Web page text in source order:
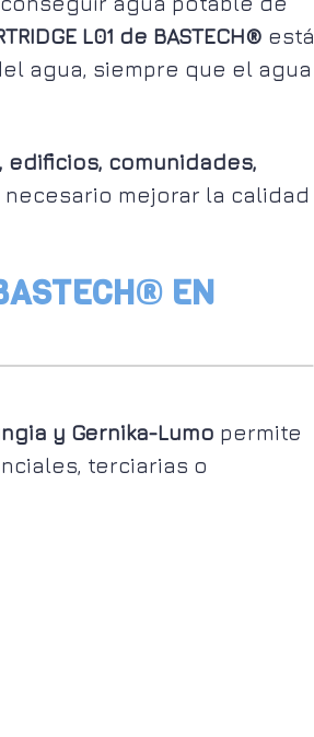
L01 de BASTECH® está
agua, siempre que el agua
edificios, comunidades,
necesario mejorar la calidad
EN
y Gernika-Lumo permite
terciarias o